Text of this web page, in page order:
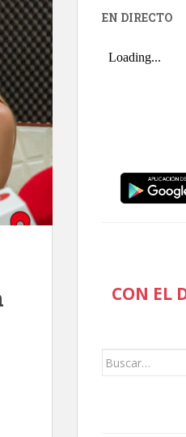
EN DIRECTO
CON EL
Buscar: